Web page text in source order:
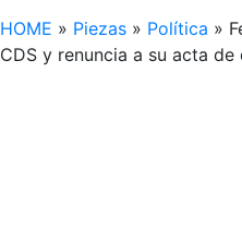
HOME » Piezas » Política »
CDS y renuncia a su acta de